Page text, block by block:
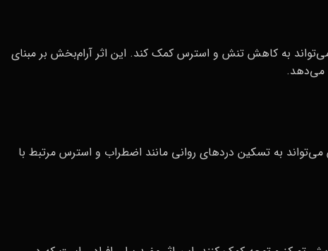
به کاهش تنش و استرس کمک کند. این اثر آرام‌بخش بر مبنای
می‌دهد.
به تسکین دردهای روانی مانند اضطراب و استرس مرتبط با